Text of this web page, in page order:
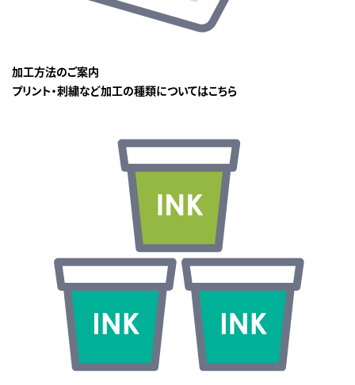
加工方法のご案内
プリント・刺繍など加工の種類についてはこちら